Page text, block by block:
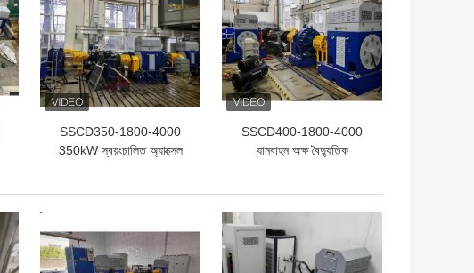
SSCD350-1800-4000
350kW স্বয়ংচালিত অ্যাক্সেল
SSCD400-1800-4000
যানবাহন অক্ষ বৈদ্যুতিক
ভালো দাম